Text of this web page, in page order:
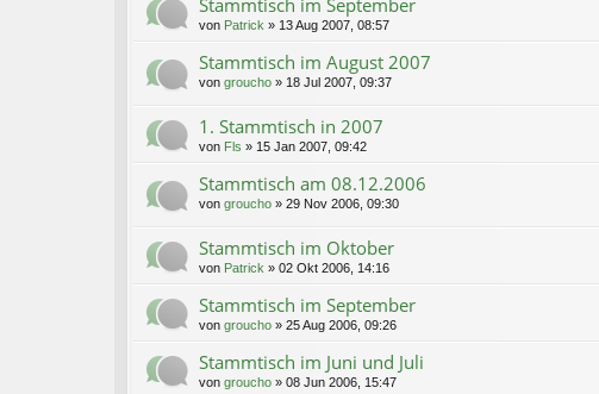
Stammtisch im September
von Patrick » 13 Aug 2007, 08:57
Stammtisch im August 2007
von groucho » 18 Jul 2007, 09:37
1. Stammtisch in 2007
von Fls » 15 Jan 2007, 09:42
Stammtisch am 08.12.2006
von groucho » 29 Nov 2006, 09:30
Stammtisch im Oktober
von Patrick » 02 Okt 2006, 14:16
Stammtisch im September
von groucho » 25 Aug 2006, 09:26
Stammtisch im Juni und Juli
von groucho » 08 Jun 2006, 15:47